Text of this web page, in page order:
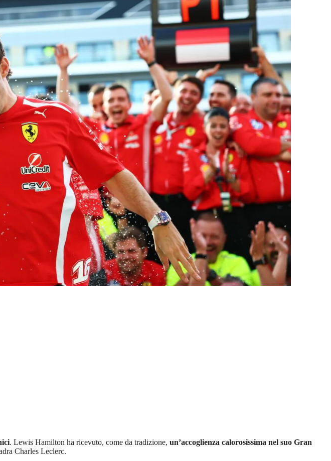
. Lewis Hamilton ha ricevuto, come da tradizione, un’accoglienza calorosissima nel suo Gran
Charles Leclerc.